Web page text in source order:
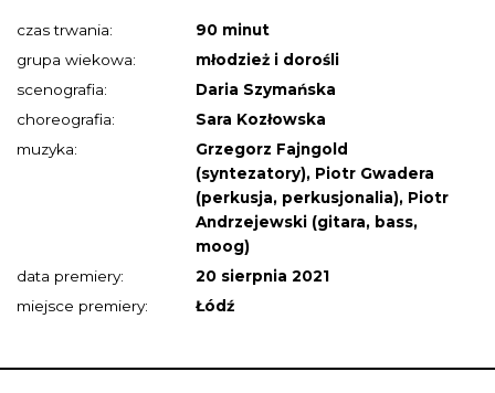
czas trwania:
90 minut
grupa wiekowa:
młodzież i dorośli
scenografia:
Daria Szymańska
choreografia:
Sara Kozłowska
muzyka:
Grzegorz Fajngold
(syntezatory), Piotr Gwadera
(perkusja, perkusjonalia), Piotr
Andrzejewski (gitara, bass,
moog)
data premiery:
20 sierpnia 2021
miejsce premiery:
Łódź